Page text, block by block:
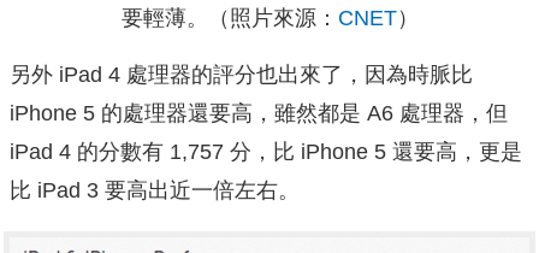
要輕薄。
（照片來源： CNET）
另外 iPad 4 處理器的評分也出來了，因為時脈比
iPhone 5 的處理器還要高，雖然都是 A6 處理器，但
iPad 4 的分數有 1,757 分，比 iPhone 5 還要高，更是
比 iPad 3 要高出近一倍左右。